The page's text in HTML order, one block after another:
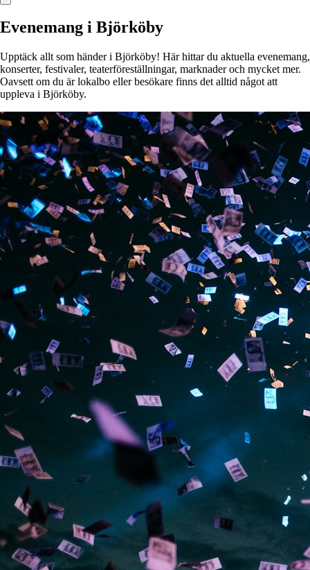
Evenemang i Björköby
Upptäck allt som händer i Björköby! Här hittar du aktuella evenemang,
konserter, festivaler, teaterföreställningar, marknader och mycket mer.
Oavsett om du är lokalbo eller besökare finns det alltid något att
uppleva i Björköby.